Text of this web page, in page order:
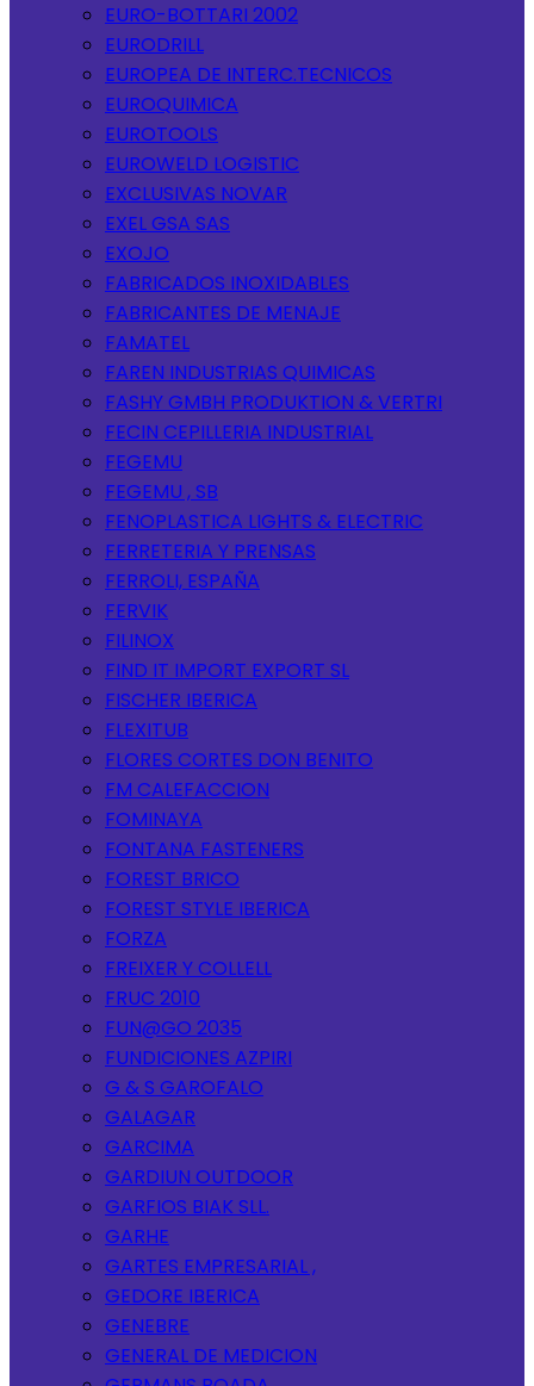
EURO-BOTTARI 2002
EURODRILL
EUROPEA DE INTERC.TECNICOS
EUROQUIMICA
EUROTOOLS
EUROWELD LOGISTIC
EXCLUSIVAS NOVAR
EXEL GSA SAS
EXOJO
FABRICADOS INOXIDABLES
FABRICANTES DE MENAJE
FAMATEL
FAREN INDUSTRIAS QUIMICAS
FASHY GMBH PRODUKTION & VERTRI
FECIN CEPILLERIA INDUSTRIAL
FEGEMU
FEGEMU , SB
FENOPLASTICA LIGHTS & ELECTRIC
FERRETERIA Y PRENSAS
FERROLI, ESPAÑA
FERVIK
FILINOX
FIND IT IMPORT EXPORT SL
FISCHER IBERICA
FLEXITUB
FLORES CORTES DON BENITO
FM CALEFACCION
FOMINAYA
FONTANA FASTENERS
FOREST BRICO
FOREST STYLE IBERICA
FORZA
FREIXER Y COLLELL
FRUC 2010
FUN@GO 2035
FUNDICIONES AZPIRI
G & S GAROFALO
GALAGAR
GARCIMA
GARDIUN OUTDOOR
GARFIOS BIAK SLL.
GARHE
GARTES EMPRESARIAL ,
GEDORE IBERICA
GENEBRE
GENERAL DE MEDICION